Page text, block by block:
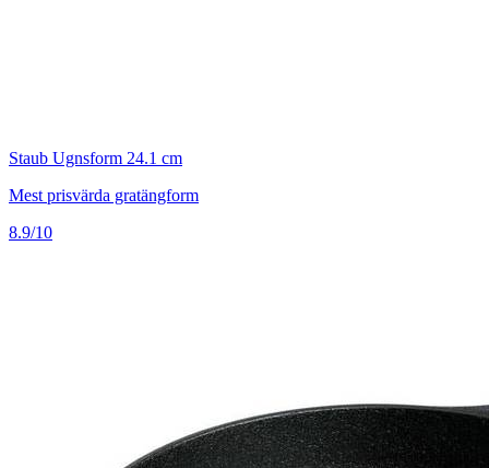
Staub Ugnsform 24.1 cm
Mest prisvärda gratängform
8.9/10